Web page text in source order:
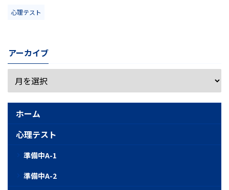
心理テスト
アーカイブ
ホーム
心理テスト
準備中A-1
準備中A-2